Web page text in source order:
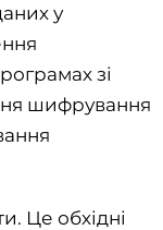
у
зі
шифрування
Це обхідні